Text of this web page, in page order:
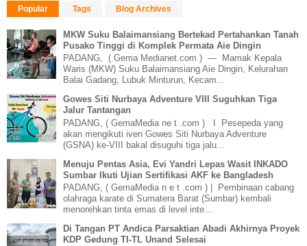
Popular Tags Blog Archives
MKW Suku Balaimansiang Bertekad Pertahankan Tanah
Pusako Tinggi di Komplek Permata Aie Dingin
PADANG, ( Gema Medianet.com ) — Mamak Kepala
Waris (MKW) Suku Balaimansiang Aie Dingin, Kelurahan
Balai Gadang, Lubuk Minturun, Kecam...
Gowes Siti Nurbaya Adventure VIII Suguhkan Tiga
Jalur Tantangan
PADANG, ( GemaMedia ne t .com ) I Pesepeda yang
akan mengikuti iven Gowes Siti Nurbaya Adventure
(GSNA) ke-VIII bakal disuguhi tiga jalu...
Menuju Pentas Asia, Evi Yandri Lepas Wasit INKADO
Sumbar Ikuti Ujian Sertifikasi AKF ke Bangladesh
PADANG, ( GemaMedia n e t .com ) | Pembinaan cabang
olahraga karate di Sumatera Barat (Sumbar) kembali
menorehkan tinta emas di level inte...
Di Tangan PT Andica Parsaktian Abadi Akhirnya Proyek
KDP Gedung TI-TL Unand Selesai